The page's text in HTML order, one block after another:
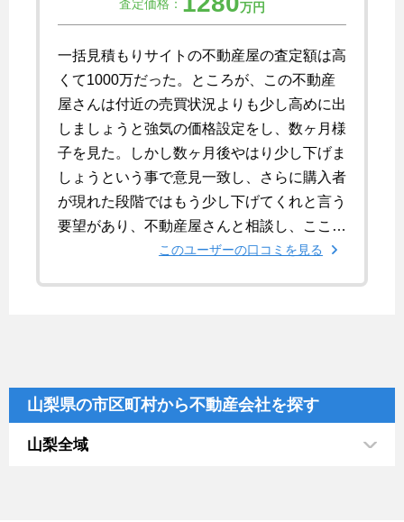
査定価格： 万円
一括見積もりサイトの不動産屋の査定額は高
くて1000万だった。ところが、この不動産
屋さんは付近の売買状況よりも少し高めに出
しましょうと強気の価格設定をし、数ヶ月様
子を見た。しかし数ヶ月後やはり少し下げま
しょうという事で意見一致し、さらに購入者
が現れた段階ではもう少し下げてくれと言う
要望があり、不動産屋さんと相談し、ここが
限界と言うところで決めた。
このユーザーの口コミを見る
山梨県の市区町村から不動産会社を探す
山梨全域